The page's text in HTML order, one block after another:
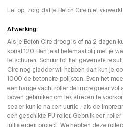
Let op; zorg dat je Beton Cire niet
Afwerking:
Als je Beton Cire droog is of na 2 dagen
korrel 120. Ben je al helemaal blij met je
te schuren. Schuur tot het gewenste
Cire nog gladder wil hebben dan kun je
1000 de betoncire polijsten. Even het
een harige vacht roller de impregneer vol
boven gebruiken om lek strepen te
sealer kun je na een uurtje , als de
een geschikte PU roller. Gebruik een
jullie eigen project. We hebben deze